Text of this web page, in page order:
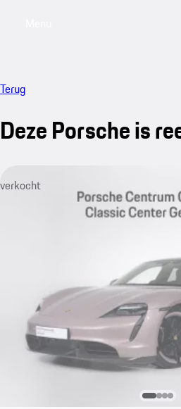
Terug
Deze Porsche is
verkocht